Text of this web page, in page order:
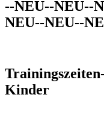
--NEU--NEU--
NEU--NEU--
Kinder